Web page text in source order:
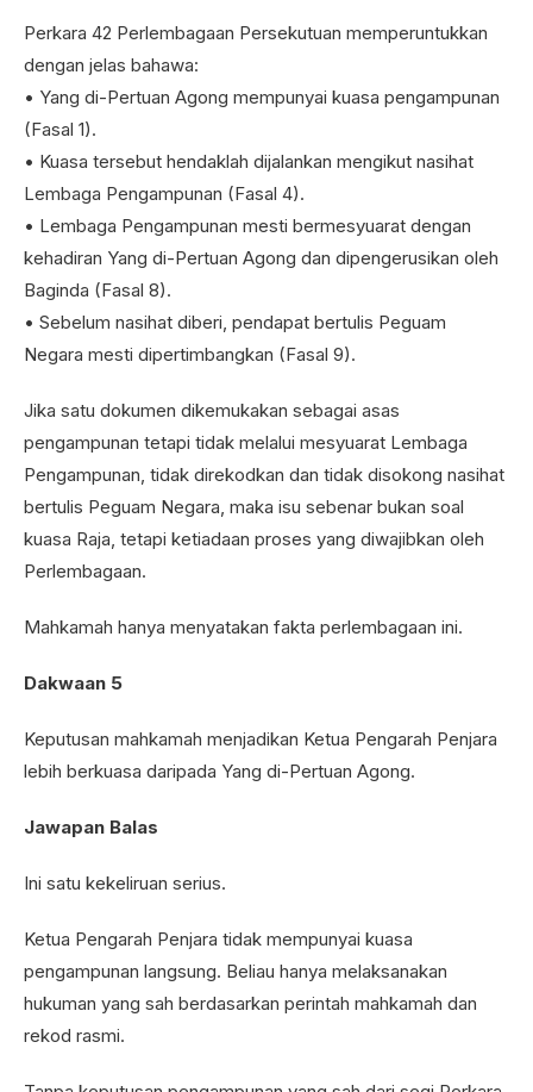
Perkara 42 Perlembagaan Persekutuan memperuntukkan
dengan jelas bahawa:
• Yang di-Pertuan Agong mempunyai kuasa pengampunan
(Fasal 1).
• Kuasa tersebut hendaklah dijalankan mengikut nasihat
Lembaga Pengampunan (Fasal 4).
• Lembaga Pengampunan mesti bermesyuarat dengan
kehadiran Yang di-Pertuan Agong dan dipengerusikan oleh
Baginda (Fasal 8).
• Sebelum nasihat diberi, pendapat bertulis Peguam
Negara mesti dipertimbangkan (Fasal 9).
Jika satu dokumen dikemukakan sebagai asas
pengampunan tetapi tidak melalui mesyuarat Lembaga
Pengampunan, tidak direkodkan dan tidak disokong nasihat
bertulis Peguam Negara, maka isu sebenar bukan soal
kuasa Raja, tetapi ketiadaan proses yang diwajibkan oleh
Perlembagaan.
Mahkamah hanya menyatakan fakta perlembagaan ini.
Dakwaan 5
Keputusan mahkamah menjadikan Ketua Pengarah Penjara
lebih berkuasa daripada Yang di-Pertuan Agong.
Jawapan Balas
Ini satu kekeliruan serius.
Ketua Pengarah Penjara tidak mempunyai kuasa
pengampunan langsung. Beliau hanya melaksanakan
hukuman yang sah berdasarkan perintah mahkamah dan
rekod rasmi.